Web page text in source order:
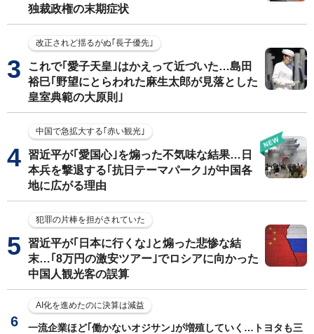
独裁政権の末期症状
改正されど揺るがぬ｢長子優先｣
これで｢愛子天皇｣はかえって近づいた…島田
裕巳｢野望にとらわれた麻生太郎が見落とした
皇室典範の大原則｣
中国で急拡大する｢赤い観光｣
習近平が｢愛国心｣を煽った不気味な結果…日
本兵を撃退する｢抗日テーマパーク｣が中国各
地に広がる理由
犯罪の片棒を担がされていた
習近平が｢日本に行くな｣と煽った悲惨な結
末…｢8万円の激安ツアー｣でロシアに向かった
中国人観光客の誤算
AI化を進めたのに決算は減益
一流企業ほど｢働かないオジサン｣が増殖していく…トヨタも三